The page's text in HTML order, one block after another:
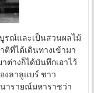
รณ์และเป็นสวนผลไม้
ที่ได้เดินทางเข้ามา
ต่างก็ได้บันทึกเอาไว้
งลาลูแบร์ ชาว
นารายณ์มหาราชว่า